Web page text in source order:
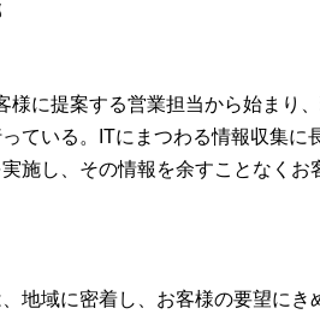
様に提案する営業担当から始まり
ている。ITにまつわる情報収集に
施し、その情報を余すことなくお
地域に密着し、お客様の要望に